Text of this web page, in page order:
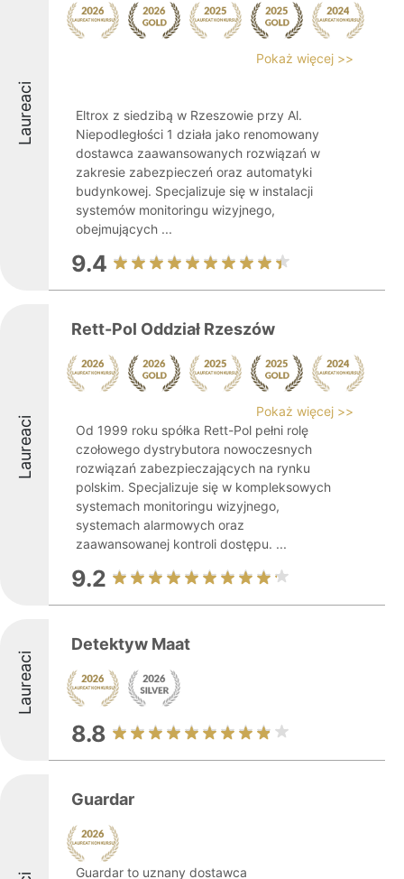
Laureaci
Pokaż więcej >>
Eltrox z siedzibą w Rzeszowie przy Al.
Niepodległości 1 działa jako renomowany
dostawca zaawansowanych rozwiązań w
zakresie zabezpieczeń oraz automatyki
budynkowej. Specjalizuje się w instalacji
systemów monitoringu wizyjnego,
obejmujących ...
9.4
Laureaci
Rett-Pol Oddział Rzeszów
Pokaż więcej >>
Od 1999 roku spółka Rett-Pol pełni rolę
czołowego dystrybutora nowoczesnych
rozwiązań zabezpieczających na rynku
polskim. Specjalizuje się w kompleksowych
systemach monitoringu wizyjnego,
systemach alarmowych oraz
zaawansowanej kontroli dostępu. ...
9.2
Laureaci
Detektyw Maat
8.8
Guardar
Guardar to uznany dostawca